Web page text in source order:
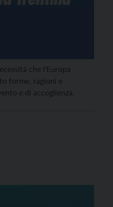
che l'Europa
forme, ragioni e
e di accoglienza.